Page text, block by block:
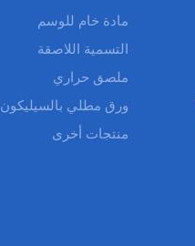
مادة خام للوسم
التسمية اللاصقة
ملصق حراري
ورق مطلي بالسيليكون
منتجات أخرى